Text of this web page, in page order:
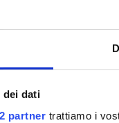
dei dati
partner trattiamo i
carpale,
del trigemino,
costituiscono le
Referente